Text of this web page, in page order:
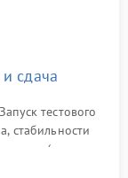
сдача
тестового
стабильности
(откачка
стуков или